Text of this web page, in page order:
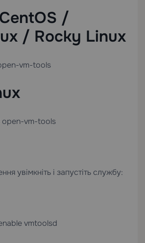
/
/ Rocky Linux
vm-tools
open-vm-tools
увімкніть і запустіть службу:
vmtoolsd